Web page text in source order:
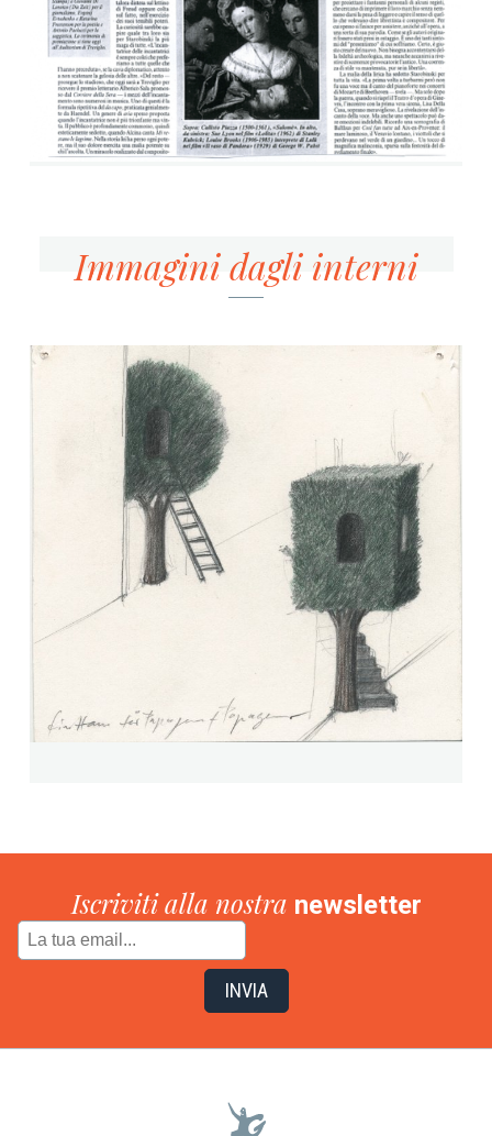
Immagini dagli interni
Iscriviti alla nostra newsletter